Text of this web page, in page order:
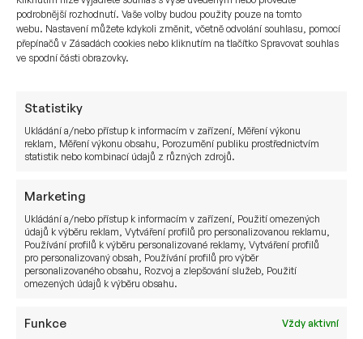
podrobnější rozhodnutí. Vaše volby budou použity pouze na tomto
webu. Nastavení můžete kdykoli změnit, včetně odvolání souhlasu, pomocí
přepínačů v Zásadách cookies nebo kliknutím na tlačítko Spravovat souhlas
ve spodní části obrazovky.
Statistiky
Ukládání a/nebo přístup k informacím v zařízení, Měření výkonu
reklam, Měření výkonu obsahu, Porozumění publiku prostřednictvím
statistik nebo kombinací údajů z různých zdrojů.
Marketing
Ukládání a/nebo přístup k informacím v zařízení, Použití omezených
údajů k výběru reklam, Vytváření profilů pro personalizovanou reklamu,
Používání profilů k výběru personalizované reklamy, Vytváření profilů
pro personalizovaný obsah, Používání profilů pro výběr
personalizovaného obsahu, Rozvoj a zlepšování služeb, Použití
omezených údajů k výběru obsahu.
Funkce
Vždy aktivní
Život po firmě. Anatomie exitu:
Proč majitelé firem oddalují
prodej a jak úspěšně zvládnout
Pavel Černík 27. 3. 2026